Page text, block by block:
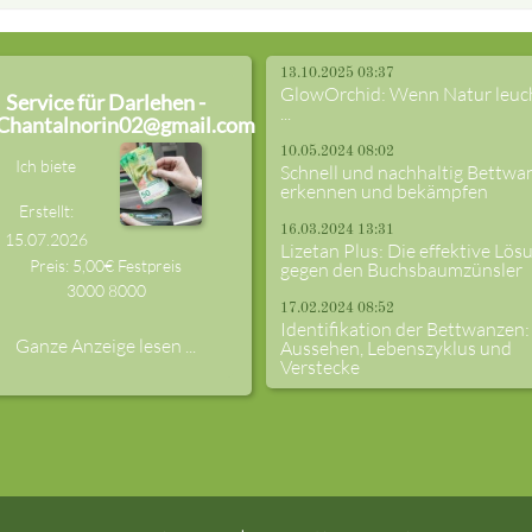
Service für Darlehen -
Ich biete
Erstellt:
15.07.2026
Preis: 5,00€ Festpreis
3000 8000
Ganze Anzeige lesen ...
13.10.2025 03:37
GlowOrchid: Wenn Natur
...
10.05.2024 08:02
Schnell und nachhaltig
erkennen und bekämpfen
16.03.2024 13:31
Lizetan Plus: Die effektive
gegen den Buchsbaumzünsler
17.02.2024 08:52
Identifikation der Bettwanzen:
Aussehen, Lebenszyklus und
Verstecke